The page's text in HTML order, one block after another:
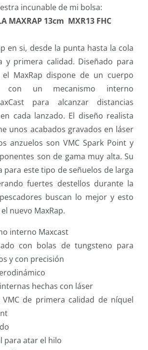
incunable de mi bolsa:
MAXRAP 13cm MXR13 FHC
en si, desde la punta hasta la cola
y primera calidad. Diseñado para
el MaxRap dispone de un cuerpo
con un mecanismo interno
para alcanzar distancias
cada lanzado. El diseño realista
unos acabados gravados en láser
anzuelos son VMC Spark Point y
son de gama muy alta. Su
para este tipo de señuelos de larga
fuertes destellos durante la
buscan lo mejor y esto
nuevo MaxRap.
interno Maxcast
con bolas de tungsteno para
y con precisión
hechas con láser
VMC de primera calidad de níquel
para atar el hilo